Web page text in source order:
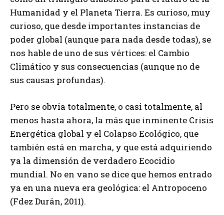
Humanidad y el Planeta Tierra. Es curioso, muy
curioso, que desde importantes instancias de
poder global (aunque para nada desde todas), se
nos hable de uno de sus vértices: el Cambio
Climático y sus consecuencias (aunque no de
sus causas profundas).
Pero se obvia totalmente, o casi totalmente, al
menos hasta ahora, la más que inminente Crisis
Energética global y el Colapso Ecológico, que
también está en marcha, y que está adquiriendo
ya la dimensión de verdadero Ecocidio
mundial. No en vano se dice que hemos entrado
ya en una nueva era geológica: el Antropoceno
(Fdez Durán, 2011).